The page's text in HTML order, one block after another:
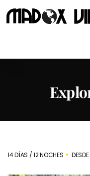
14 DÍAS / 12 NOCHES